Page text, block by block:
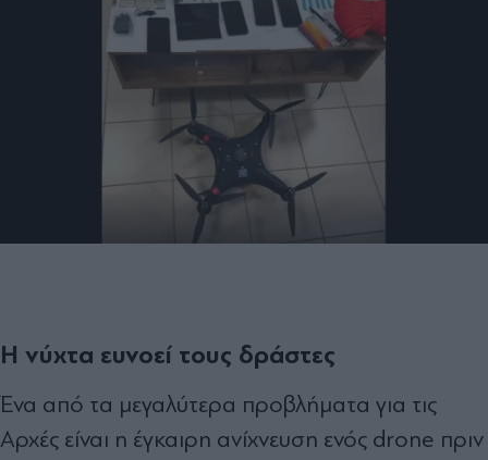
Η νύχτα ευνοεί τους δράστες
Ένα από τα μεγαλύτερα προβλήματα για τις
Αρχές είναι η έγκαιρη ανίχνευση ενός drone πριν